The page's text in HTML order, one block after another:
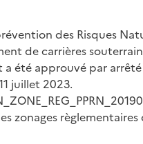
des Risques
de carrières
a été approuvé par
juillet 2023.
zonages